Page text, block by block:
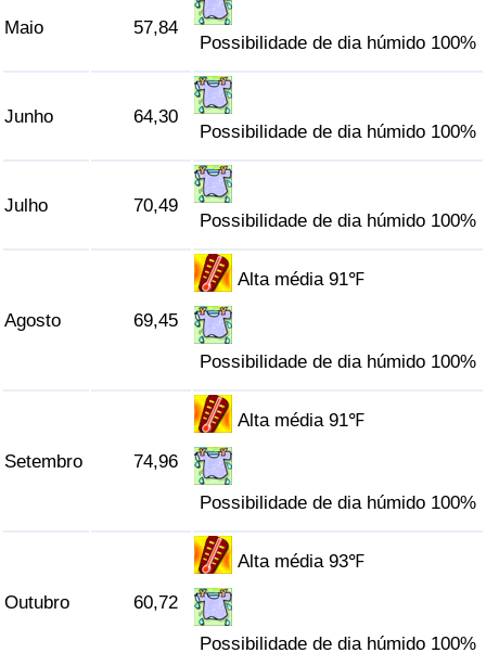
Maio 57,84
Possibilidade de dia húmido 100%
Junho 64,30
Possibilidade de dia húmido 100%
Julho 70,49
Possibilidade de dia húmido 100%
Agosto 69,45
Alta média 91℉
Possibilidade de dia húmido 100%
Setembro 74,96
Alta média 91℉
Possibilidade de dia húmido 100%
Outubro 60,72
Alta média 93℉
Possibilidade de dia húmido 100%